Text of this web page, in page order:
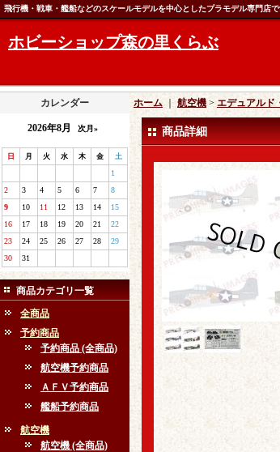
飛行機・戦車・艦船などのスケールモデルを中心としたプラモデル専門店
ホビーショップ森の里くらぶ
カレンダー
2026年8月 次月»
日 月 火 水 木 金 土
1
2
3 4 5 6 7
8
9
10 11 12 13 14
15
16
17 18 19 20 21
22
23
24 25 26 27 28
29
30
31
商品カテゴリ一覧
全商品
予約商品
予約商品 (全商品)
航空機予約商品
ＡＦＶ予約商品
艦船予約商品
航空機
航空機 (全商品)
ホーム 航空機 > エデュアルド
商品詳細